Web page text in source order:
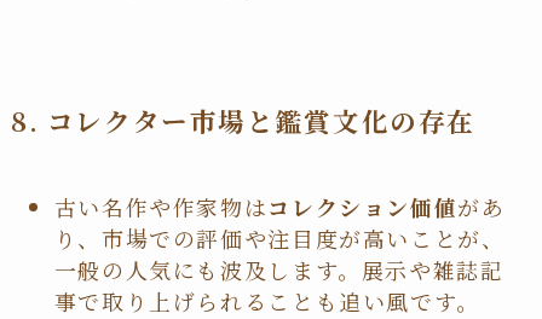
8. コレクター市場と鑑賞文化の存在
古い名作や作家物はコレクション価値があ
り、市場での評価や注目度が高いことが、
一般の人気にも波及します。展示や雑誌記
事で取り上げられることも追い風です。